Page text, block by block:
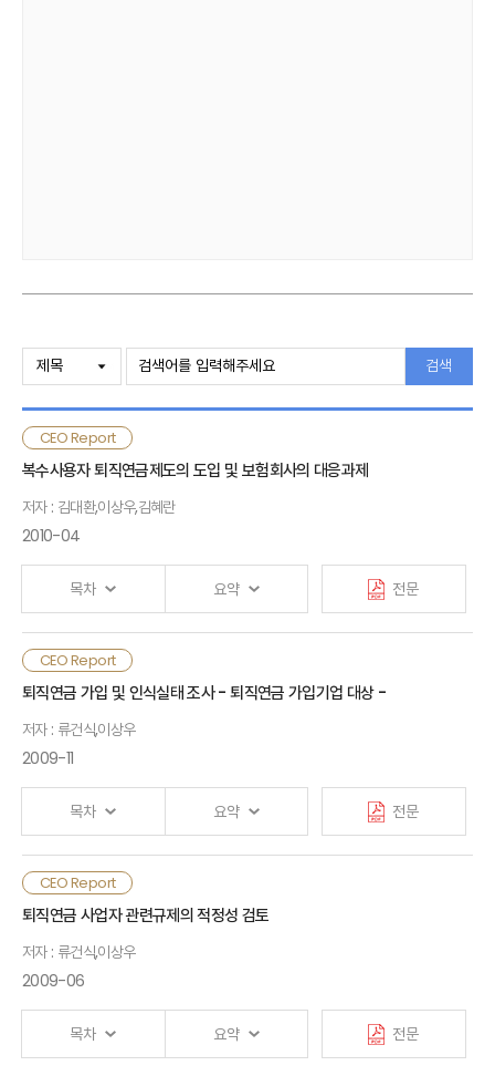
Ⅱ. 주요 이슈 논의
1. 소액지급결제시스템에 참여하고자 하는 이유
2. 국내 비은행금융기관 지급결제시스템 참여 사례
3. 해외 보험산업 지급결제시스템 참여 사례
4. 지급결제서비스 제공 계좌
5. 인터넷 뱅크와 지급결제업무
Ⅲ. 결론
검색
CEO Report
복수사용자 퇴직연금제도의 도입 및 보험회사의 대응과제
저자 : 김대환,이상우,김혜란
2010-04
목차 요약 전문
Ⅰ. 검토배경
Ⅱ. 복수사용자제도의 도입배경 및 주요내용
1. 도입배경
2. 주요내용
Ⅲ. 복수사용자제도의 영향
1. 중소기업의 퇴직연금 가입률 증대
2. DC형 퇴직연금시장의 비중 증대
3. 대표사용자형 제도 위주의 가입확대(단기)
4. 이익상충문제의 심화 가능성
Ⅳ. 보험회사의 활용전략
1. SWOT 분석
2. 대응전략
CEO Report
퇴직연금 가입 및 인식실태 조사 - 퇴직연금 가입기업 대상 -
저자 : 류건식,이상우
2009-11
목차 요약 전문
Ⅰ. 검토배경
Ⅱ. 퇴직연금 가입실태
1. 가입 퇴직연금 유형 및 금융회사
2. 금융회사의 가입권유 실태
3. 사후관리 서비스제공 실태
4. 불만사항 및 사업자 변경의향
CEO Report
퇴직연금 사업자 관련규제의 적정성 검토
저자 : 류건식,이상우
2009-06
목차 요약 전문